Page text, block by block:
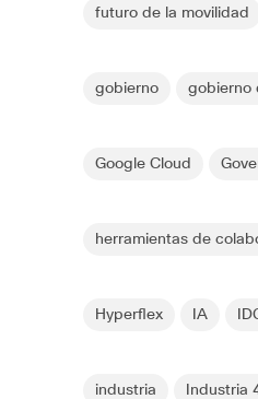
futuro de la movilidad
gobierno gobierno
Google Cloud
herramientas de
Hyperflex IA
industria Industria